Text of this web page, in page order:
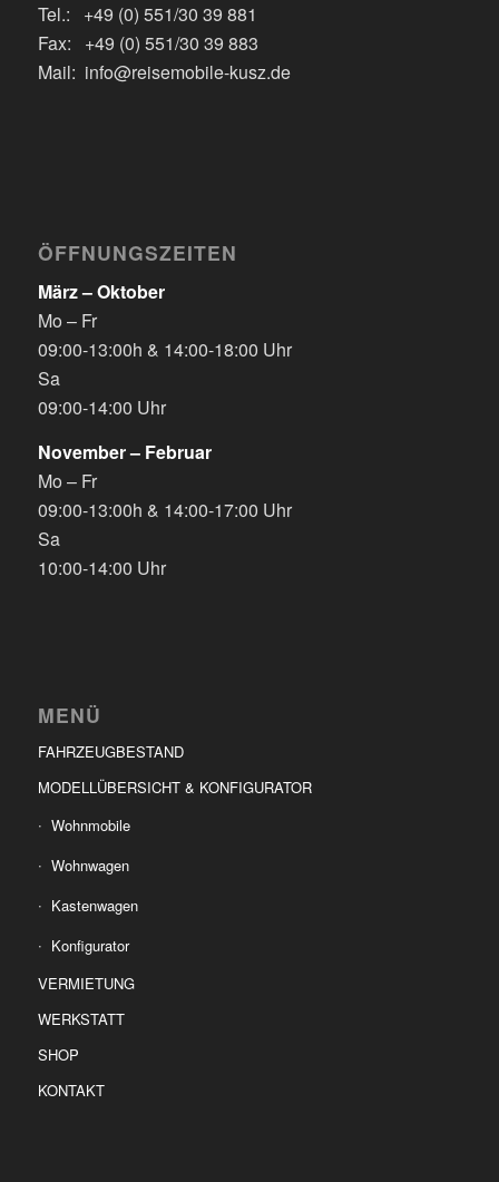
Tel.: +49 (0) 551/30 39 881
Fax: +49 (0) 551/30 39 883
Mail: info@reisemobile-kusz.de
ÖFFNUNGSZEITEN
März – Oktober
Mo – Fr
09:00-13:00h & 14:00-18:00 Uhr
Sa
09:00-14:00 Uhr
November – Februar
Mo – Fr
09:00-13:00h & 14:00-17:00 Uhr
Sa
10:00-14:00 Uhr
MENÜ
FAHRZEUGBESTAND
MODELLÜBERSICHT & KONFIGURATOR
Wohnmobile
Wohnwagen
Kastenwagen
Konfigurator
VERMIETUNG
WERKSTATT
SHOP
KONTAKT